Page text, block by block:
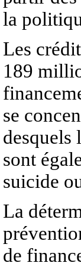
la
Les
189
se
desquels
sont
suicide
La
de